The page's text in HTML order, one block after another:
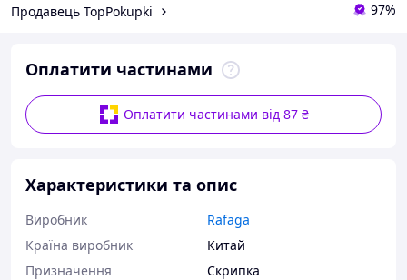
Продавець TopPokupki 97%
Оплатити частинами
Оплатити частинами від 87 ₴
Характеристики та опис
Виробник
Rafaga
Країна виробник
Китай
Призначення
Скрипка